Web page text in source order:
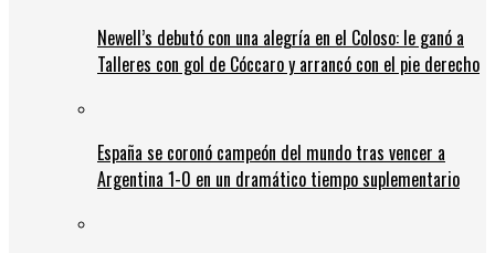
Newell’s debutó con una alegría en el Coloso: le ganó a
Talleres con gol de Cóccaro y arrancó con el pie derecho
España se coronó campeón del mundo tras vencer a
Argentina 1-0 en un dramático tiempo suplementario